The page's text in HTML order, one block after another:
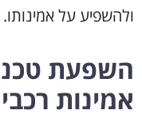
ולהשפיע על אמינותו.
השפעת
אמינות